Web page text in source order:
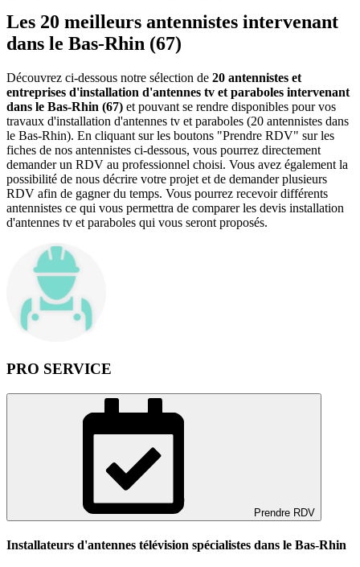
Les 20 meilleurs antennistes intervenant
dans le Bas-Rhin (67)
Découvrez ci-dessous notre sélection de 20 antennistes et
entreprises d'installation d'antennes tv et paraboles intervenant
dans le Bas-Rhin (67) et pouvant se rendre disponibles pour vos
travaux d'installation d'antennes tv et paraboles (20 antennistes dans
le Bas-Rhin). En cliquant sur les boutons "Prendre RDV" sur les
fiches de nos antennistes ci-dessous, vous pourrez directement
demander un RDV au professionnel choisi. Vous avez également la
possibilité de nous décrire votre projet et de demander plusieurs
RDV afin de gagner du temps. Vous pourrez recevoir différents
antennistes ce qui vous permettra de comparer les devis installation
d'antennes tv et paraboles qui vous seront proposés.
PRO SERVICE
Prendre RDV
Installateurs d'antennes télévision spécialistes dans le Bas-Rhin